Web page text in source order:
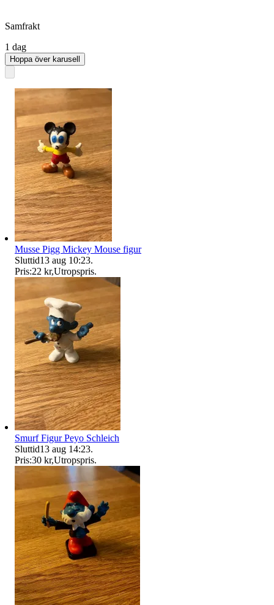
Samfrakt
1 dag
Hoppa över karusell
Musse Pigg Mickey Mouse figur
Sluttid13 aug 10:23.
Pris:22 kr,Utropspris.
Smurf Figur Peyo Schleich
Sluttid13 aug 14:23.
Pris:30 kr,Utropspris.